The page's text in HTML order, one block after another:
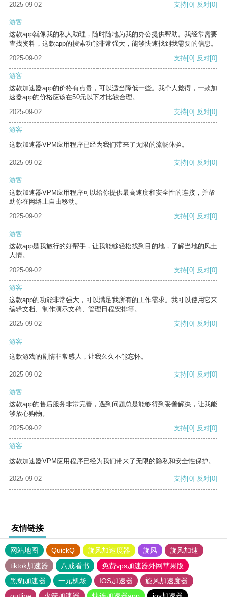
2025-09-02
支持[0] 反对[0]
游客
这款app就像我的私人助理，随时随地为我的办公提供帮助。我经常需要
查找资料，这款app的搜索功能非常强大，能够快速找到我需要的信息。
2025-09-02
支持[0] 反对[0]
游客
这款加速器app的价格有点贵，可以适当降低一些。我个人觉得，一款加
速器app的价格应该在50元以下才比较合理。
2025-09-02
支持[0] 反对[0]
游客
这款加速器VPM应用程序已经为我们带来了无限的流畅体验。
2025-09-02 支持[0] 反对[0]
游客
这款加速器VPM应用程序可以给你提供最高速度和安全性的连接，并帮
助你在网络上自由移动。
2025-09-02
支持[0] 反对[0]
游客
这款app是我旅行的好帮手，让我能够轻松找到目的地，了解当地的风土
人情。
2025-09-02
支持[0] 反对[0]
游客
这款app的功能非常强大，可以满足我所有的工作需求。我可以使用它来
编辑文档、制作演示文稿、管理日程安排等。
2025-09-02
支持[0] 反对[0]
游客
这款游戏的剧情非常感人，让我久久不能忘怀。
2025-09-02 支持[0] 反对[0]
游客
这款app的售后服务非常完善，遇到问题总是能够得到妥善解决，让我能
够放心购物。
2025-09-02
支持[0] 反对[0]
游客
这款加速器VPM应用程序已经为我们带来了无限的隐私和安全性保护。
2025-09-02 支持[0] 反对[0]
友情链接
网站地图 QuickQ 旋风加速度器 旋风
旋风加速
tiktok加速器
八戒看书
免费vps加速器外网苹果版
黑豹加速器
一元机场 IOS加速器
旋风加速度器